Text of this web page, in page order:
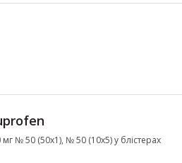
№ 50 (50х1), № 50 (10х5) у блістерах